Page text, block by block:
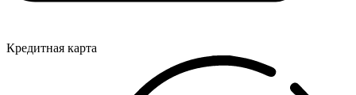
Кредитная карта